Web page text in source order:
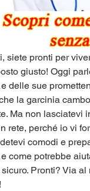
siete pronti per
giusto! Oggi
delle sue
la garcinia
Ma non lasciatevi
rete, perché io vi
comodi e
come potrebbe
Pronti? Via